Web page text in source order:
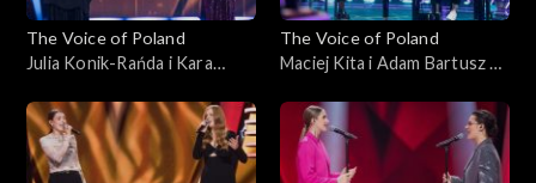
The Voice of Poland
Julia Konik-Rańda i Kara
Love Me”; „The Voice of
Poland”, Bitwy, 12
października 2024
The Voice of Poland
Maciej Kita i Adam Bartusz –
Poland”, Bitwy, 12
października 2024